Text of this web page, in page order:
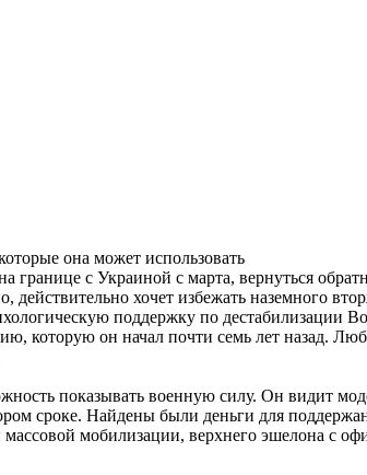
она может использовать
границе с Украиной с марта, вернуться
хочет избежать наземного
поддержку по дестабилизации
которую он начал почти семь лет назад.
показывать военную силу. Он видит
сроке. Найдены были деньги для
мобилизации, верхнего эшелона с